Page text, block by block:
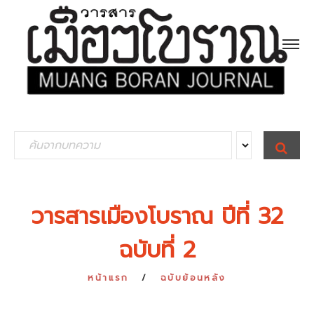
e
S
E
A
วารสารเมืองโบราณ ปีที่ 32
ฉบับที่ 2
หน้าแรก ฉบับย้อนหลัง